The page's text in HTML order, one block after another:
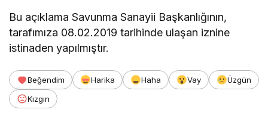
Bu açıklama Savunma Sanayii Başkanlığının,
tarafımıza 08.02.2019 tarihinde ulaşan iznine
istinaden yapılmıştır.
Beğendim Harika Haha Vay
Üzgün
Kızgın